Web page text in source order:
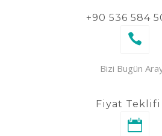
+90 536 584
Bizi Bugün
Fiyat Teklifi